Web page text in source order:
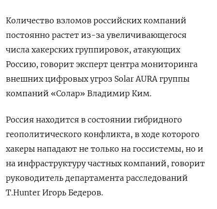
Количество взломов российских компаний
постоянно растет из-за увеличивающегося
числа хакерских группировок, атакующих
Россию, говорит эксперт центра мониторинга
внешних цифровых угроз Solar AURA группы
компаний «Солар» Владимир Ким.
Россия находится в состоянии гибридного
геополитического конфликта, в ходе которого
хакеры нападают не только на госсистемы, но и
на инфраструктуру частных компаний, говорит
руководитель департамента расследований
T.Hunter Игорь Бедеров.